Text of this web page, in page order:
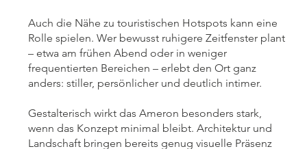
Auch die Nähe zu touristischen Hotspots kann eine
Rolle spielen. Wer bewusst ruhigere Zeitfenster plant
– etwa am frühen Abend oder in weniger
frequentierten Bereichen – erlebt den Ort ganz
anders: stiller, persönlicher und deutlich intimer.
Gestalterisch wirkt das Ameron besonders stark,
wenn das Konzept minimal bleibt. Architektur und
Landschaft bringen bereits genug visuelle Präsenz